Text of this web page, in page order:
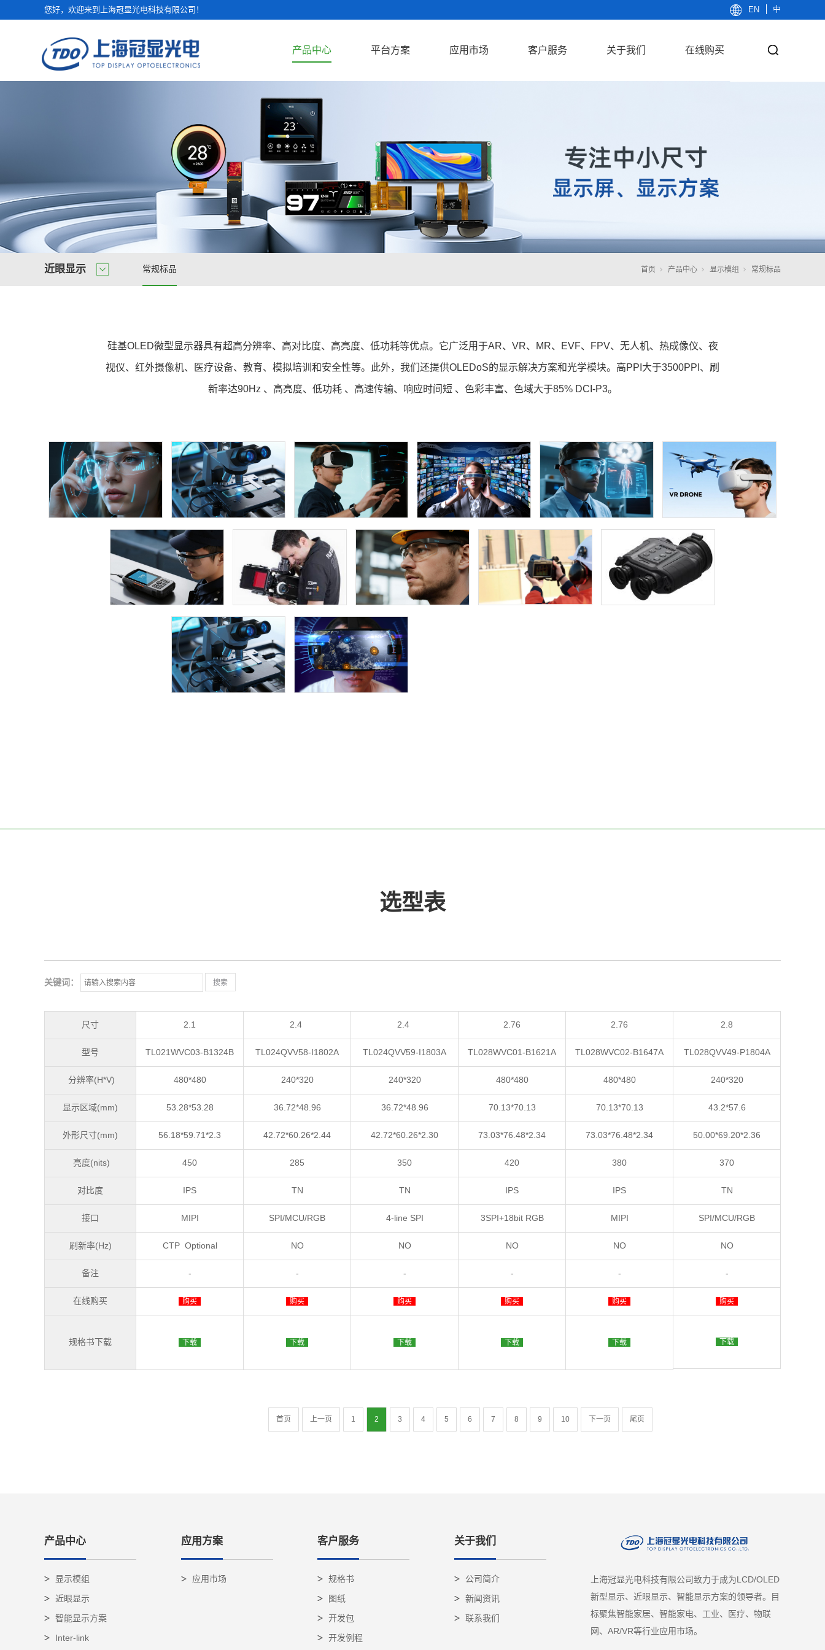
您好，欢迎来到上海冠显光电科技有限公司！ EN 中
产品中心 平台方案 应用市场 客户服务 关于我们 在线购买
近眼显示 常规标品 首页 产品中心 显示模组 常规标品
硅基OLED微型显示器具有超高分辨率、高对比度、高亮度、低功耗等优点。它广泛用于AR、VR、MR、EVF、FPV、无人机、热成像仪、夜
视仪、红外摄像机、医疗设备、教育、模拟培训和安全性等。此外，我们还提供OLEDoS的显示解决方案和光学模块。高PPI大于3500PPI、刷
新率达90Hz 、高亮度、低功耗 、高速传输、响应时间短 、色彩丰富、色域大于85% DCI-P3。
选型表
尺寸
型号
分辨率(H*V)
显示区域(mm)
外形尺寸(mm)
亮度(nits)
对比度
接口
刷新率(Hz)
备注
在线购买
规格书下载
关键词：
2.1
TL021WVC03-B1324B
480*480
53.28*53.28
56.18*59.71*2.3
450
IPS
MIPI
CTP Optional
-
购买
下载
2.4
TL024QVV58-I1802A
240*320
36.72*48.96
42.72*60.26*2.44
285
TN
SPI/MCU/RGB
NO
-
购买
下载
2.4
TL024QVV59-I1803A
240*320
36.72*48.96
42.72*60.26*2.30
350
TN
4-line SPI
NO
-
购买
下载
2.76
TL028WVC01-B1621A
480*480
70.13*70.13
73.03*76.48*2.34
420
IPS
3SPI+18bit RGB
NO
-
购买
下载
2.76
TL028WVC02-B1647A
480*480
70.13*70.13
73.03*76.48*2.34
380
IPS
MIPI
NO
-
购买
下载
2.8
TL028QVV49-P1804A
240*320
43.2*57.6
50.00*69.20*2.36
370
TN
SPI/MCU/RGB
NO
-
购买
下载
首页 上一页 1 2 3 4 5 6 7 8 9 10 下一页 尾页
产品中心
显示模组
近眼显示
智能显示方案
Inter-link
应用方案
应用市场
客户服务
规格书
图纸
开发包
开发例程
关于我们
公司简介
新闻资讯
联系我们
上海冠显光电科技有限公司致力于成为LCD/OLED
新型显示、近眼显示、智能显示方案的领导者。目
标聚焦智能家居、智能家电、工业、医疗、物联
网、AR/VR等行业应用市场。